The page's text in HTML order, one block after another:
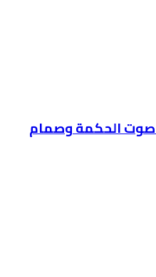
صوت الحكمة وصمام